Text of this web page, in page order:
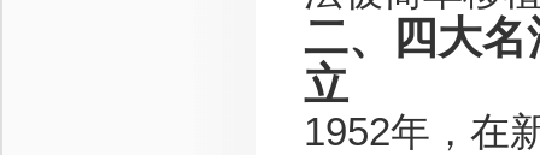
二、四大
立
1952年，在